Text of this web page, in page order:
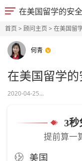
在美国留学的安
首页> 顾问主页> 在美国留
何青
在美国留学
2020-04-25...
3秒
提前算一